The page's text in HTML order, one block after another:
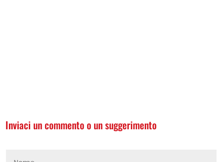
Inviaci un commento o un suggerimento